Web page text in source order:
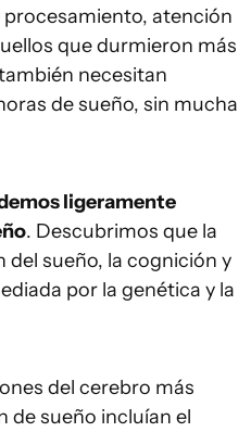
atención
que durmieron más
necesitan
de sueño, sin mucha
ligeramente
. Descubrimos que la
del sueño, la cognición y
por la genética y la
del cerebro más
de sueño incluían el